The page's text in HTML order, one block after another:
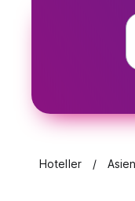
Hoteller